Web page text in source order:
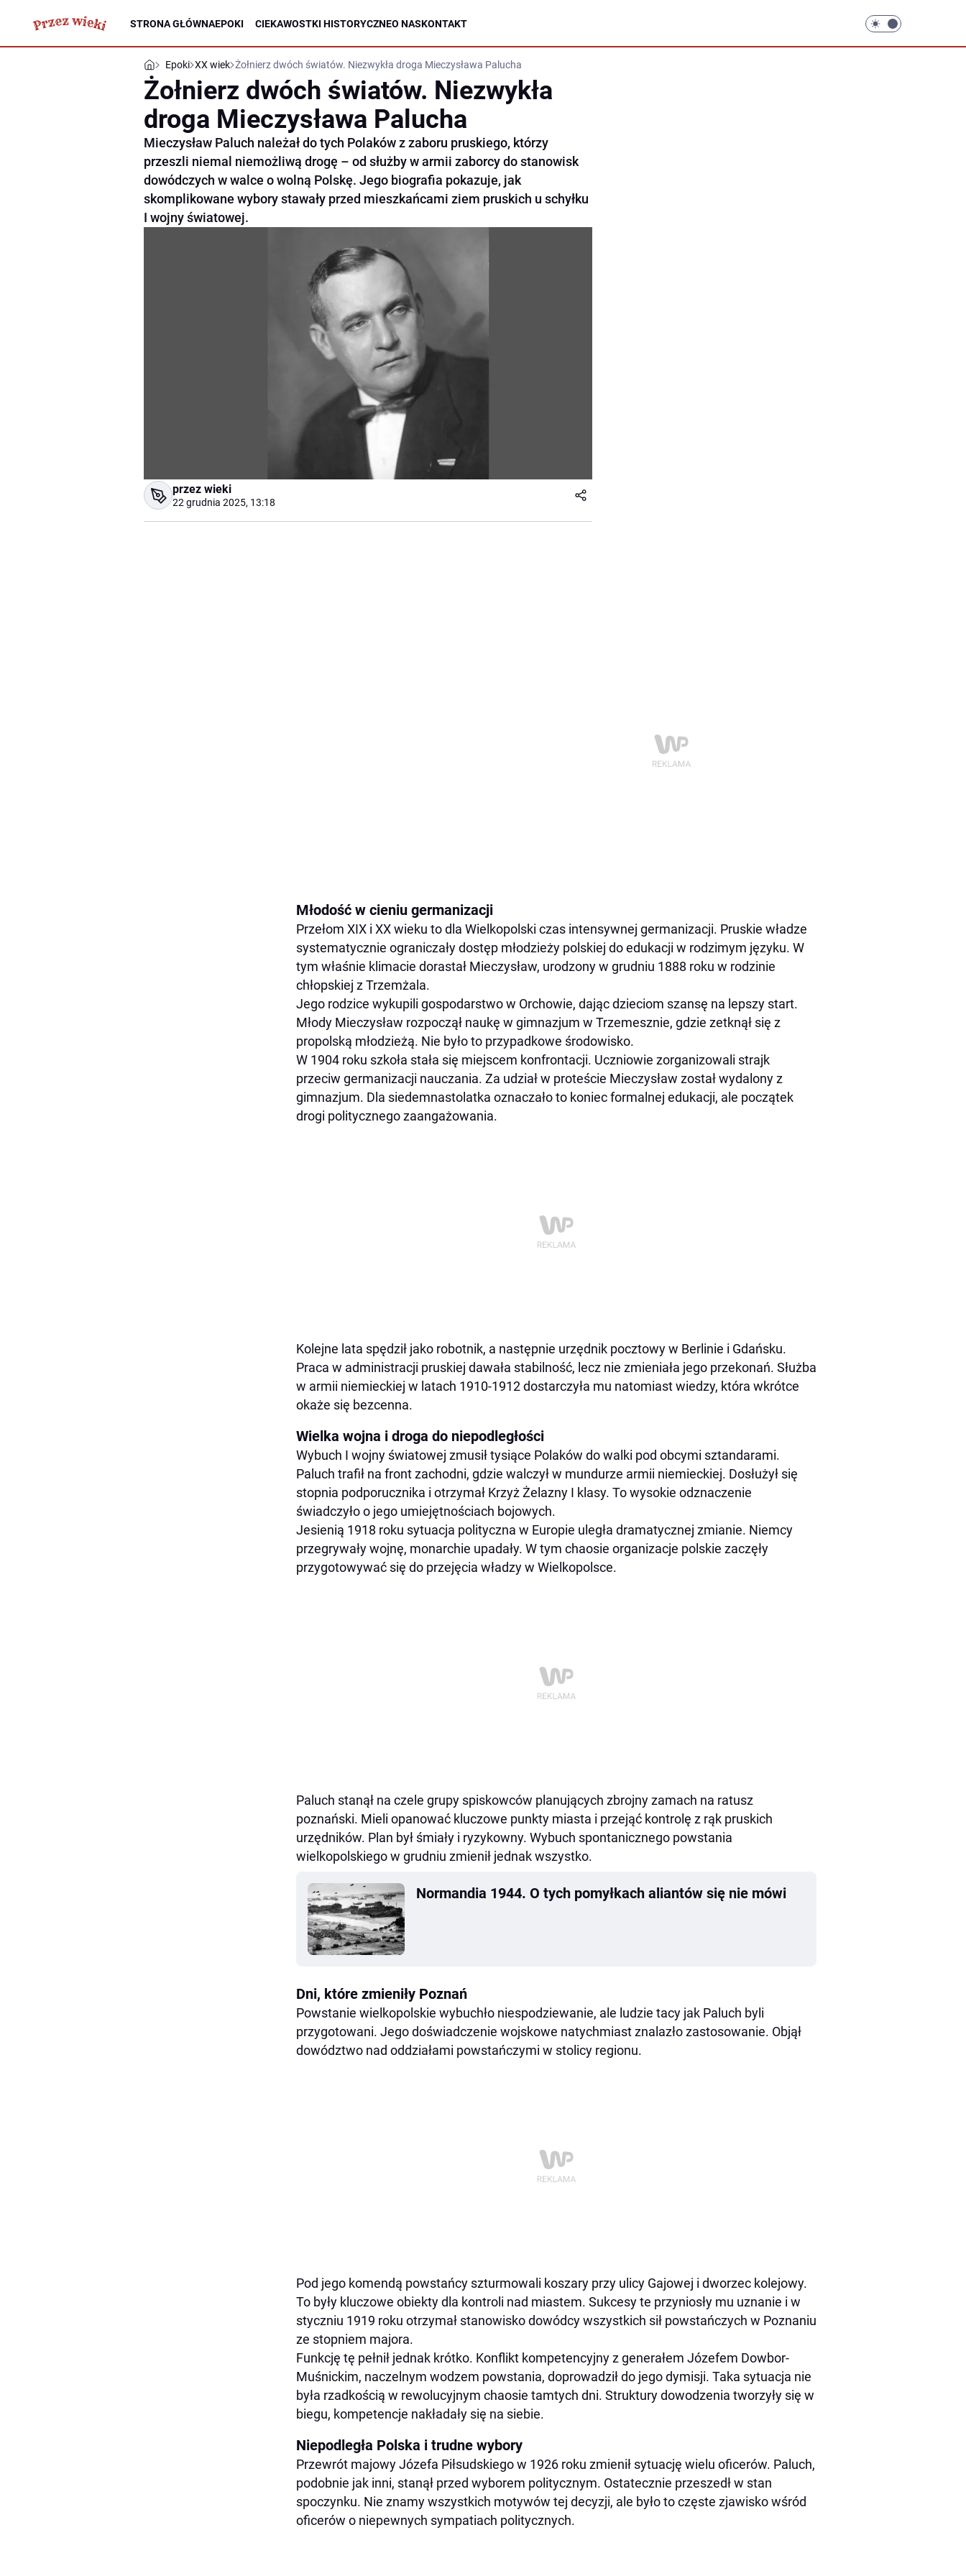
STRONA GŁÓWNAEPOKI CIEKAWOSTKI HISTORYCZNEO NASKONTAKT
Epoki XX wiek Żołnierz dwóch światów. Niezwykła droga Mieczysława Palucha
Żołnierz dwóch światów. Niezwykła
droga Mieczysława Palucha
Mieczysław Paluch należał do tych Polaków z zaboru pruskiego, którzy
przeszli niemal niemożliwą drogę – od służby w armii zaborcy do stanowisk
dowódczych w walce o wolną Polskę. Jego biografia pokazuje, jak
skomplikowane wybory stawały przed mieszkańcami ziem pruskich u schyłku
I wojny światowej.
przez wieki
22 grudnia 2025, 13:18
Młodość w cieniu germanizacji
Przełom XIX i XX wieku to dla Wielkopolski czas intensywnej germanizacji. Pruskie władze
systematycznie ograniczały dostęp młodzieży polskiej do edukacji w rodzimym języku. W
tym właśnie klimacie dorastał Mieczysław, urodzony w grudniu 1888 roku w rodzinie
chłopskiej z Trzemżala.
Jego rodzice wykupili gospodarstwo w Orchowie, dając dzieciom szansę na lepszy start.
Młody Mieczysław rozpoczął naukę w gimnazjum w Trzemesznie, gdzie zetknął się z
propolską młodzieżą. Nie było to przypadkowe środowisko.
W 1904 roku szkoła stała się miejscem konfrontacji. Uczniowie zorganizowali strajk
przeciw germanizacji nauczania. Za udział w proteście Mieczysław został wydalony z
gimnazjum. Dla siedemnastolatka oznaczało to koniec formalnej edukacji, ale początek
drogi politycznego zaangażowania.
Kolejne lata spędził jako robotnik, a następnie urzędnik pocztowy w Berlinie i Gdańsku.
Praca w administracji pruskiej dawała stabilność, lecz nie zmieniała jego przekonań. Służba
w armii niemieckiej w latach 1910-1912 dostarczyła mu natomiast wiedzy, która wkrótce
okaże się bezcenna.
Wielka wojna i droga do niepodległości
Wybuch I wojny światowej zmusił tysiące Polaków do walki pod obcymi sztandarami.
Paluch trafił na front zachodni, gdzie walczył w mundurze armii niemieckiej. Dosłużył się
stopnia podporucznika i otrzymał Krzyż Żelazny I klasy. To wysokie odznaczenie
świadczyło o jego umiejętnościach bojowych.
Jesienią 1918 roku sytuacja polityczna w Europie uległa dramatycznej zmianie. Niemcy
przegrywały wojnę, monarchie upadały. W tym chaosie organizacje polskie zaczęły
przygotowywać się do przejęcia władzy w Wielkopolsce.
Paluch stanął na czele grupy spiskowców planujących zbrojny zamach na ratusz
poznański. Mieli opanować kluczowe punkty miasta i przejąć kontrolę z rąk pruskich
urzędników. Plan był śmiały i ryzykowny. Wybuch spontanicznego powstania
wielkopolskiego w grudniu zmienił jednak wszystko.
Normandia 1944. O tych pomyłkach aliantów się nie mówi
Dni, które zmieniły Poznań
Powstanie wielkopolskie wybuchło niespodziewanie, ale ludzie tacy jak Paluch byli
przygotowani. Jego doświadczenie wojskowe natychmiast znalazło zastosowanie. Objął
dowództwo nad oddziałami powstańczymi w stolicy regionu.
Pod jego komendą powstańcy szturmowali koszary przy ulicy Gajowej i dworzec kolejowy.
To były kluczowe obiekty dla kontroli nad miastem. Sukcesy te przyniosły mu uznanie i w
styczniu 1919 roku otrzymał stanowisko dowódcy wszystkich sił powstańczych w Poznaniu
ze stopniem majora.
Funkcję tę pełnił jednak krótko. Konflikt kompetencyjny z generałem Józefem Dowbor-
Muśnickim, naczelnym wodzem powstania, doprowadził do jego dymisji. Taka sytuacja nie
była rzadkością w rewolucyjnym chaosie tamtych dni. Struktury dowodzenia tworzyły się w
biegu, kompetencje nakładały się na siebie.
Niepodległa Polska i trudne wybory
Przewrót majowy Józefa Piłsudskiego w 1926 roku zmienił sytuację wielu oficerów. Paluch,
podobnie jak inni, stanął przed wyborem politycznym. Ostatecznie przeszedł w stan
spoczynku. Nie znamy wszystkich motywów tej decyzji, ale było to częste zjawisko wśród
oficerów o niepewnych sympatiach politycznych.